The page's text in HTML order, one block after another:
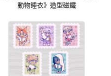
動物睡衣》造型磁鐵